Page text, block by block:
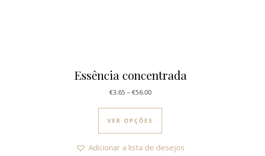
Essência concentrada
€3.65 – €56.00Price range: €3.65 through €56.00
VER OPÇÕES
This product has multiple
Adicionar a lista de desejos